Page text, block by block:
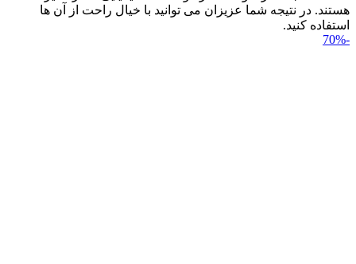
هستند. در نتیجه شما عزیزان می توانید با خیال راحت از آن ها
استفاده کنید.
-70%